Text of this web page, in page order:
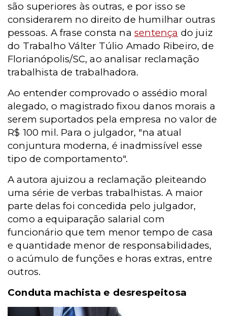
são superiores às outras, e por isso se
considerarem no direito de humilhar outras
pessoas. A frase consta nasentença do juiz
do Trabalho Válter Túlio Amado Ribeiro, de
Florianópolis/SC, ao analisar reclamação
trabalhista de trabalhadora.
Ao entender comprovado o assédio moral
alegado, o magistrado fixou danos morais a
serem suportados pela empresa no valor de
R$ 100 mil. Para o julgador, "na atual
conjuntura moderna, é inadmissível esse
tipo de comportamento".
A autora ajuizou a reclamação pleiteando
uma série de verbas trabalhistas. A maior
parte delas foi concedida pelo julgador,
como a equiparação salarial com
funcionário que tem menor tempo de casa
e quantidade menor de responsabilidades,
o acúmulo de funções e horas extras, entre
outros.
Conduta machista e desrespeitosa